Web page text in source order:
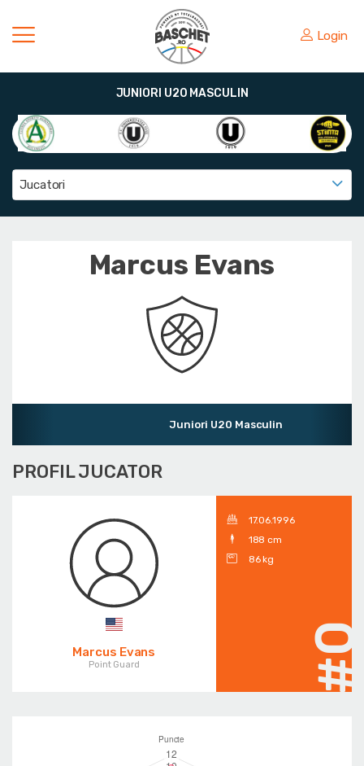
Login
JUNIORI U20 MASCULIN
Jucatori
Marcus Evans
Juniori U20 Masculin
PROFIL JUCATOR
Marcus Evans
Point Guard
17.06.1996
188 cm
86 kg